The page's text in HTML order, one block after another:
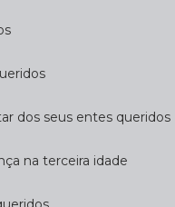
dos seus entes queridos
na terceira idade